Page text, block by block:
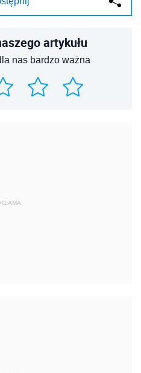
artykułu
nas bardzo ważna